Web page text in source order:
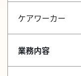
ケアワーカー
業務内容